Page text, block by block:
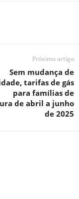
Próximo artigo
Sem mudança de
tarifas de gás
para famílias de
de abril a junho
de 2025